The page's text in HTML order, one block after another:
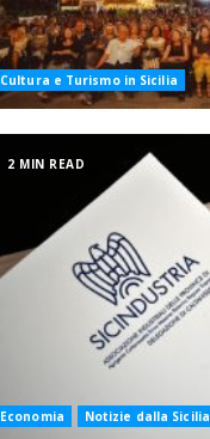
Cultura e Turismo in Sicilia
2 MIN READ
Economia Notizie dalla Sicilia